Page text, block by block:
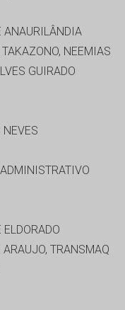
ANAURILÂNDIA
NEEMIAS
GUIRADO
NEVES
ARAUJO, TRANSMAQ